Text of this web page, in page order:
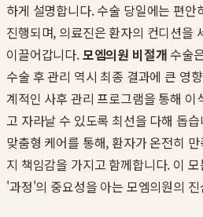
하게 설명합니다. 수술 당일에는 편
진행되며, 의료진은 환자의 컨디션을
이끌어갑니다.모엠의원 비절개 수술
수술 후 관리 역시 최종 결과에 큰 영
계적인 사후 관리 프로그램을 통해
고 자라날 수 있도록 최선을 다해 돕
맞춤형 케어를 통해, 환자가 온전히
지 책임감을 가지고 함께합니다. 이
'과정'의 중요성을 아는 모엠의원의